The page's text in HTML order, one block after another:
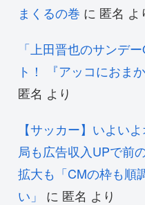
まくるの巻 に 匿名 よ
「上田晋也のサンデ
ト！ 『アッコにおま
匿名 より
【サッカー】いよい
局も広告収入UPで前
拡大も「CMの枠も順
い」
に 匿名 より